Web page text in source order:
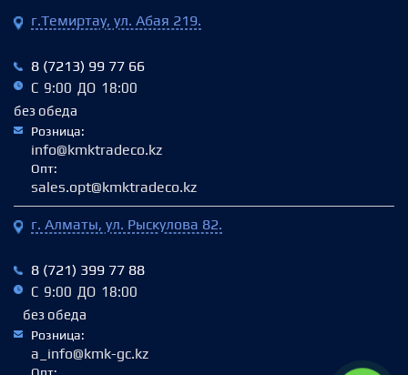
г.Темиртау, ул. Абая 219.
8 (7213) 99 77 66
С 9:00 ДО 18:00
без обеда
Розница:
info@kmktradeco.kz
Опт:
sales.opt@kmktradeco.kz
г. Алматы, ул. Рыскулова 82.
8 (721) 399 77 88
С 9:00 ДО 18:00
без обеда
Розница:
a_info@kmk-gc.kz